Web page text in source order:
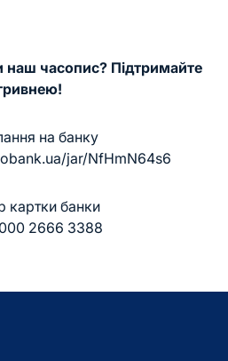
наш часопис? Підтримайте
на банку
jar/NfHmN64s6
картки банки
2666 3388